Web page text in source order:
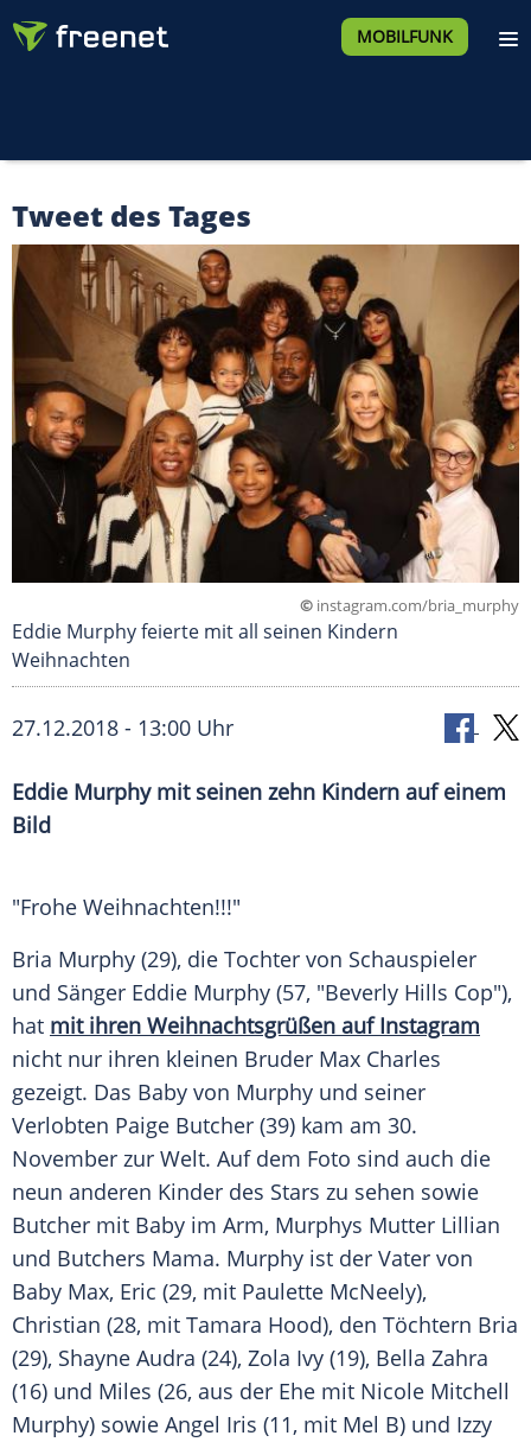
MOBILFUNK
Tweet des Tages
© instagram.com/bria_murphy
Eddie Murphy feierte mit all seinen Kindern
Weihnachten
27.12.2018 - 13:00 Uhr
Eddie Murphymit seinen zehn Kindern auf einem
Bild
"Frohe Weihnachten!!!"
Bria Murphy (29), die Tochter von Schauspieler
und Sänger Eddie Murphy (57, "Beverly Hills Cop"),
hat mit ihren Weihnachtsgrüßen auf Instagram
nicht nur ihren kleinen Bruder Max Charles
gezeigt. Das Baby von Murphy und seiner
Verlobten Paige Butcher (39) kam am 30.
November zur Welt. Auf dem Foto sind auch die
neun anderen Kinder des Stars zu sehen sowie
Butcher mit Baby im Arm, Murphys Mutter Lillian
und Butchers Mama. Murphy ist der Vater von
Baby Max, Eric (29, mit Paulette McNeely),
Christian (28, mit Tamara Hood), den Töchtern Bria
(29), Shayne Audra (24), Zola Ivy (19), Bella Zahra
(16) und Miles (26, aus der Ehe mit Nicole Mitchell
Murphy) sowie Angel Iris (11, mit Mel B) und Izzy